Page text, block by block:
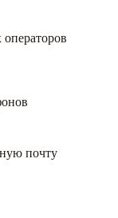
почту